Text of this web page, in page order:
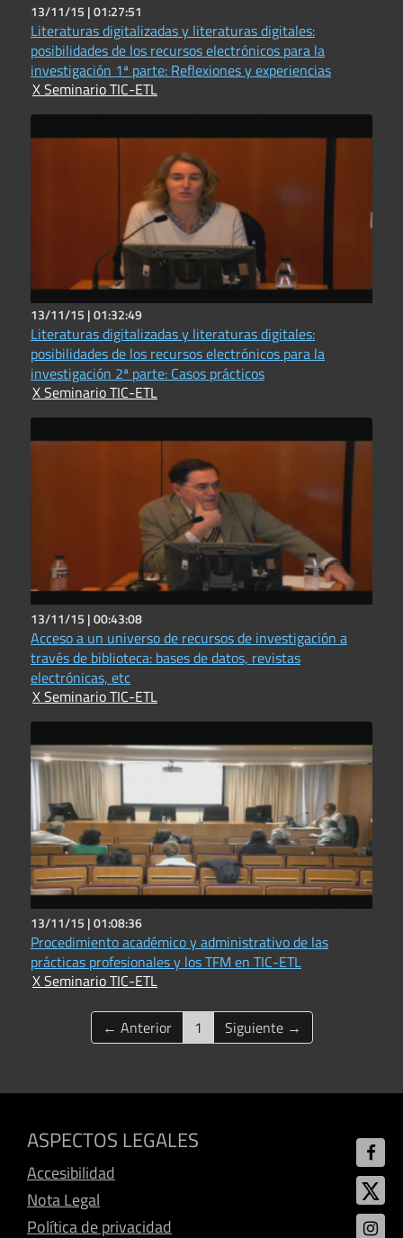
13/11/15 |01:27:51
Literaturas digitalizadas y literaturas digitales:
posibilidades de los recursos electrónicos para la
investigación 1ª parte: Reflexiones y experiencias
X Seminario TIC-ETL
13/11/15 |01:32:49
Literaturas digitalizadas y literaturas digitales:
posibilidades de los recursos electrónicos para la
investigación 2ª parte: Casos prácticos
X Seminario TIC-ETL
13/11/15 |00:43:08
Acceso a un universo de recursos de investigación a
través de biblioteca: bases de datos, revistas
electrónicas, etc
X Seminario TIC-ETL
13/11/15 |01:08:36
Procedimiento académico y administrativo de las
prácticas profesionales y los TFM en TIC-ETL
X Seminario TIC-ETL
← Anterior 1 (current)
Siguiente →
ASPECTOS LEGALES
Accesibilidad
Nota Legal
Política de privacidad